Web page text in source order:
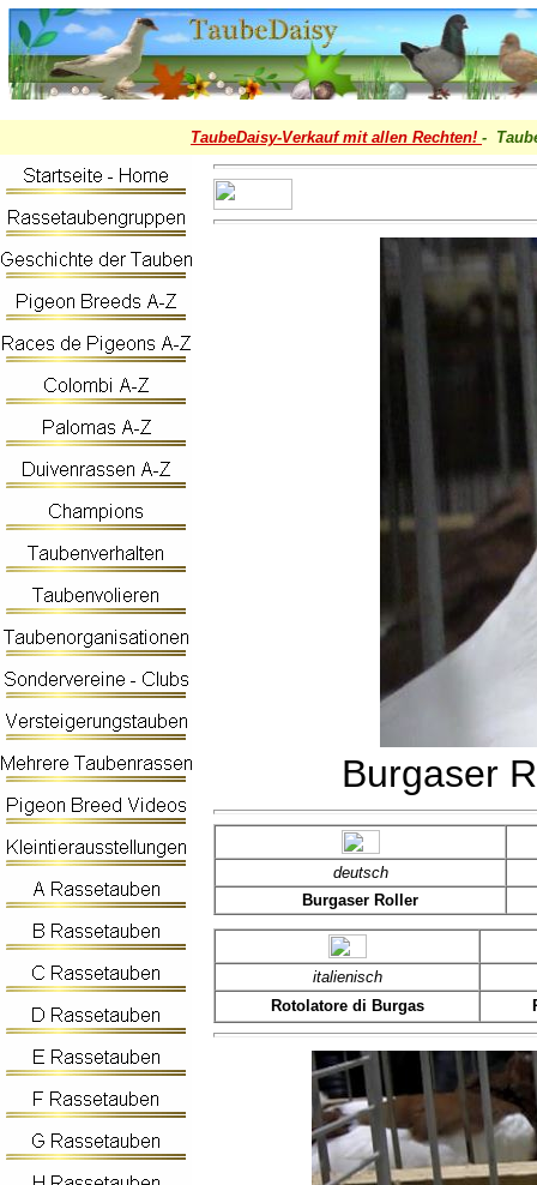
TaubeDaisy-Verkauf mit allen Rechten! -
Burgaser
deutsch
Burgaser Roller
italienisch
Rotolatore di Burgas